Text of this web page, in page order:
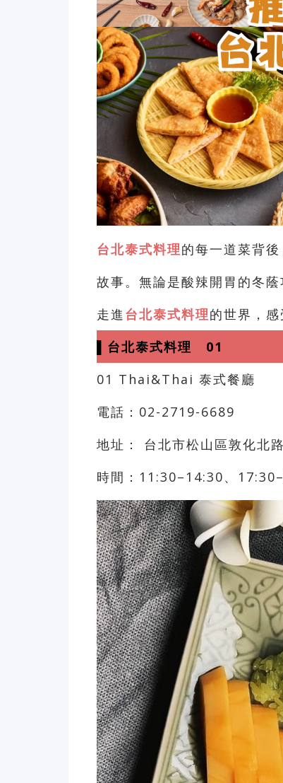
台北泰式料理的每一道菜背
故事。無論是酸辣開胃的冬
走進 台北泰式料理的世界，感
▌台北泰式料理 01
01 Thai&Thai 泰式餐廳
電話：02-2719-6689
地址： 台北市松山區敦化北
時間：11:30–14:30、